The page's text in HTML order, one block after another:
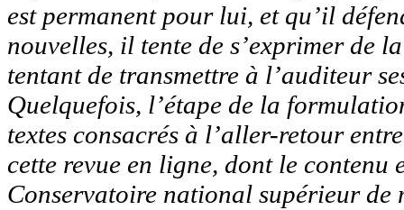
est permanent pour lui, et qu’il
nouvelles, il tente de s’exprimer de
tentant de transmettre à l’auditeur
Quelquefois, l’étape de la
textes consacrés à l’aller-retour
cette revue en ligne, dont le contenu
Conservatoire national supérieur de